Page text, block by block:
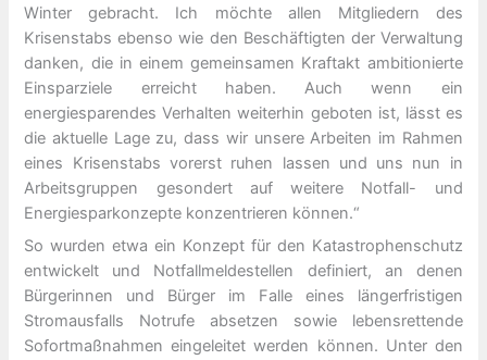
Winter gebracht. Ich möchte allen Mitgliedern des
Krisenstabs ebenso wie den Beschäftigten der Verwaltung
danken, die in einem gemeinsamen Kraftakt ambitionierte
Einsparziele erreicht haben. Auch wenn ein
energiesparendes Verhalten weiterhin geboten ist, lässt es
die aktuelle Lage zu, dass wir unsere Arbeiten im Rahmen
eines Krisenstabs vorerst ruhen lassen und uns nun in
Arbeitsgruppen gesondert auf weitere Notfall- und
Energiesparkonzepte konzentrieren können.“
So wurden etwa ein Konzept für den Katastrophenschutz
entwickelt und Notfallmeldestellen definiert, an denen
Bürgerinnen und Bürger im Falle eines längerfristigen
Stromausfalls Notrufe absetzen sowie lebensrettende
Sofortmaßnahmen eingeleitet werden können. Unter den